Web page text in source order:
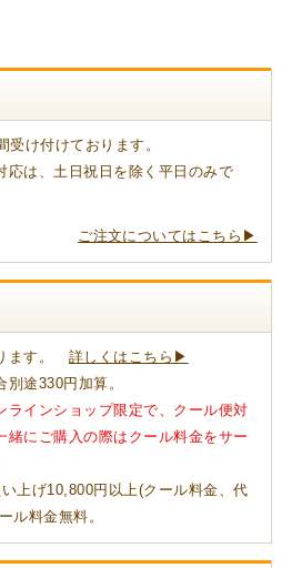
受け付けております。
応は、土日祝日を除く平日のみで
ご注文についてはこちら▶
ます。 詳しくはこちら▶
別途330円加算。
インショップ限定で、クール便対
緒にご購入の際はクール料金をサー
上げ10,800円以上(クール料金、代
ル料金無料。